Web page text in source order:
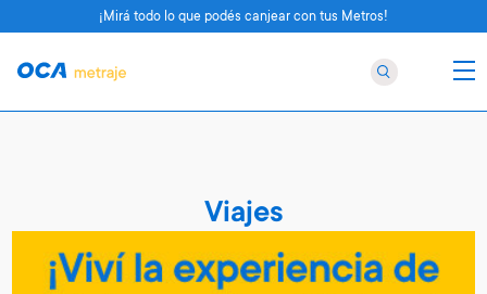
Viajes
¡Mirá todo lo que podés canjear con tus Metros!